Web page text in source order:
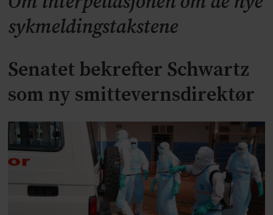
sykmeldingstakstene
Senatet bekrefter Schwartz
som ny smittevernsdirektør